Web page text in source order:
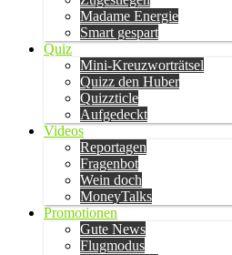
Madame Energie
Smart gespart
Quiz
Mini-Kreuzworträtsel
Quizz den Huber
Quizzticle
Aufgedeckt
Videos
Reportagen
Fragenbot
Wein doch
MoneyTalks
Promotionen
Gute News
Flugmodus